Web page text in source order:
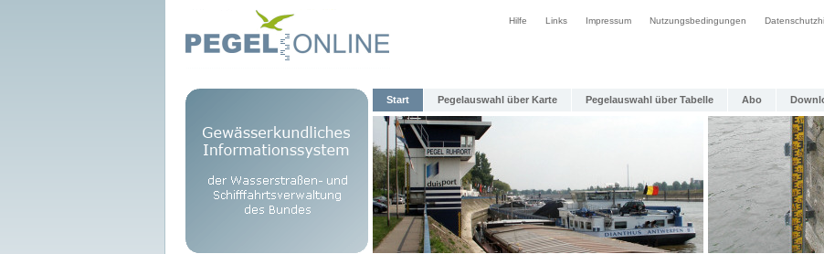
Hilfe Links Impressum Nutzungsbedingungen
Start Pegelauswahl über Karte Pegelauswahl über Tabelle Abo